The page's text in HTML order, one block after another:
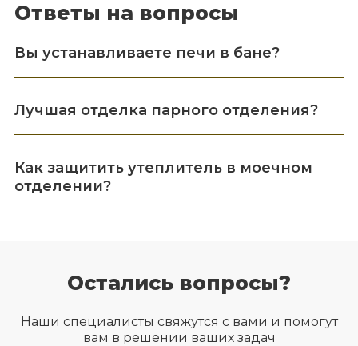
Ответы на вопросы
Вы устанавливаете печи в бане?
Лучшая отделка парного отделения?
Как защитить утеплитель в моечном
отделении?
Остались вопросы?
Наши специалисты свяжутся с вами и помогут
вам в решении ваших задач